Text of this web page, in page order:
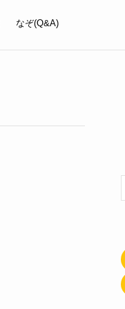
なぞ(Q&A)